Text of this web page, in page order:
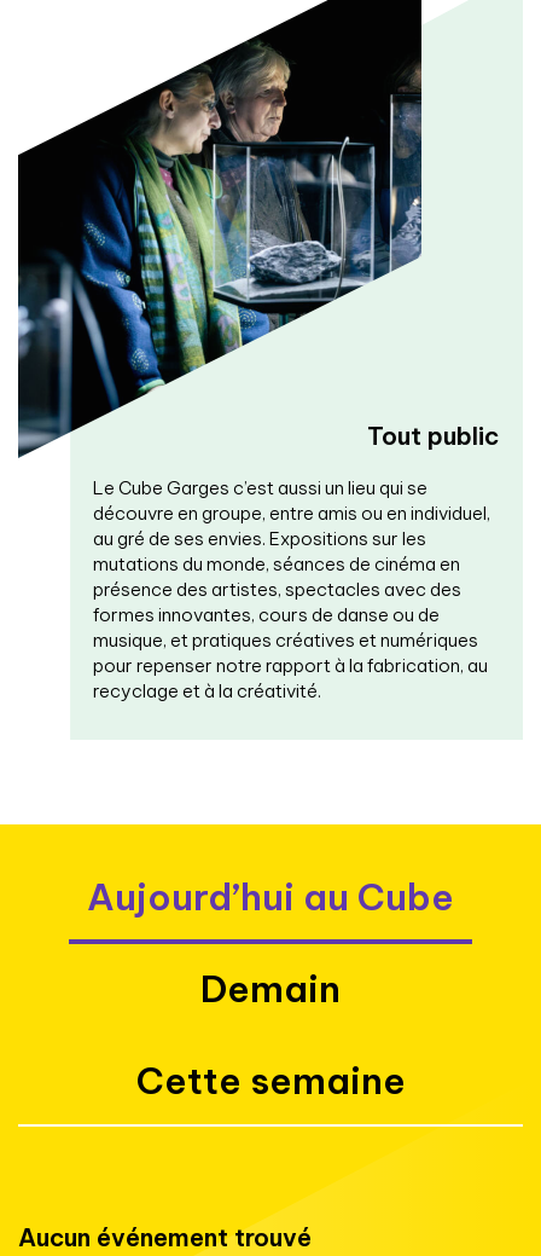
Tout public
Le Cube Garges c’est aussi un lieu qui se
découvre en groupe, entre amis ou en individuel,
au gré de ses envies. Expositions sur les
mutations du monde, séances de cinéma en
présence des artistes, spectacles avec des
formes innovantes, cours de danse ou de
musique, et pratiques créatives et numériques
pour repenser notre rapport à la fabrication, au
recyclage et à la créativité.
Aujourd’hui au Cube
Demain
Cette semaine
Aucun événement trouvé